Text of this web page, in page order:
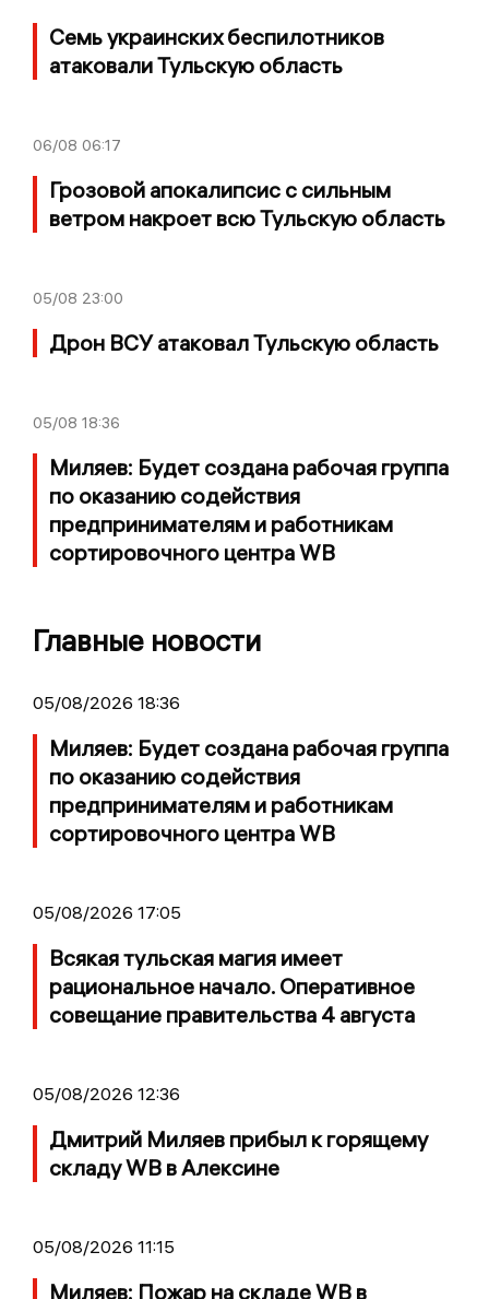
Семь украинских беспилотников
атаковали Тульскую область
06/08 06:17
Грозовой апокалипсис с сильным
ветром накроет всю Тульскую область
05/08 23:00
Дрон ВСУ атаковал Тульскую область
05/08 18:36
Миляев: Будет создана рабочая группа
по оказанию содействия
предпринимателям и работникам
сортировочного центра WB
Главные новости
05/08/2026 18:36
Миляев: Будет создана рабочая группа
по оказанию содействия
предпринимателям и работникам
сортировочного центра WB
05/08/2026 17:05
Всякая тульская магия имеет
рациональное начало. Оперативное
совещание правительства 4 августа
05/08/2026 12:36
Дмитрий Миляев прибыл к горящему
складу WB в Алексине
05/08/2026 11:15
Миляев: Пожар на складе WB в